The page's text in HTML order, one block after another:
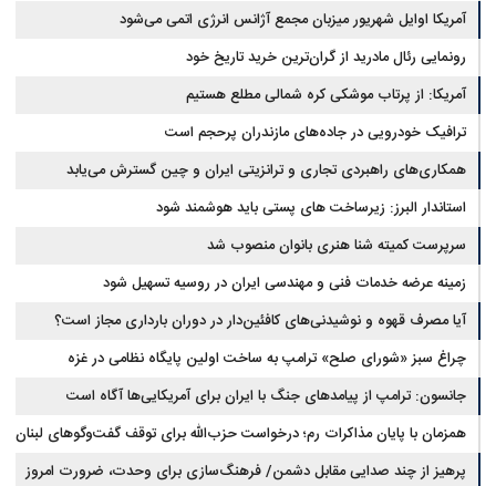
آمریکا اوایل شهریور میزبان مجمع آژانس انرژی اتمی می‌شود
رونمایی رئال مادرید از گران‌ترین خرید تاریخ خود
آمریکا: از پرتاب موشکی کره شمالی مطلع هستیم
ترافیک خودرویی در جاده‌های مازندران پرحجم است
همکاری‌های راهبردی تجاری و ترانزیتی ایران و چین گسترش می‌یابد
استاندار البرز: زیرساخت های پستی باید هوشمند شود
سرپرست کمیته شنا هنری بانوان منصوب شد
زمینه عرضه خدمات فنی و مهندسی ایران در روسیه تسهیل شود
آیا مصرف قهوه و نوشیدنی‌های کافئین‌دار در دوران بارداری مجاز است؟
چراغ سبز «شورای صلح» ترامپ به ساخت اولین پایگاه نظامی در غزه
جانسون: ترامپ از پیامدهای جنگ با ایران برای آمریکایی‌ها آگاه است
همزمان با پایان مذاکرات رم؛ درخواست حزب‌الله برای توقف گفت‌وگوهای لبنان
با اسرائیل
پرهیز از چند صدایی مقابل دشمن/ فرهنگ‌سازی برای وحدت، ضرورت امروز